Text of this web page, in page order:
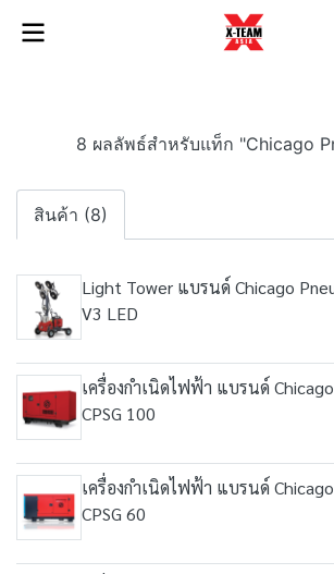
8 ผลลัพธ์สำหรับแท็ก "Chicago
สินค้า (8)
Light Tower แบรนด์ Chicago
V3 LED
เครื่องกำเนิดไฟฟ้า แบรนด์
CPSG 100
เครื่องกำเนิดไฟฟ้า แบรนด์
CPSG 60